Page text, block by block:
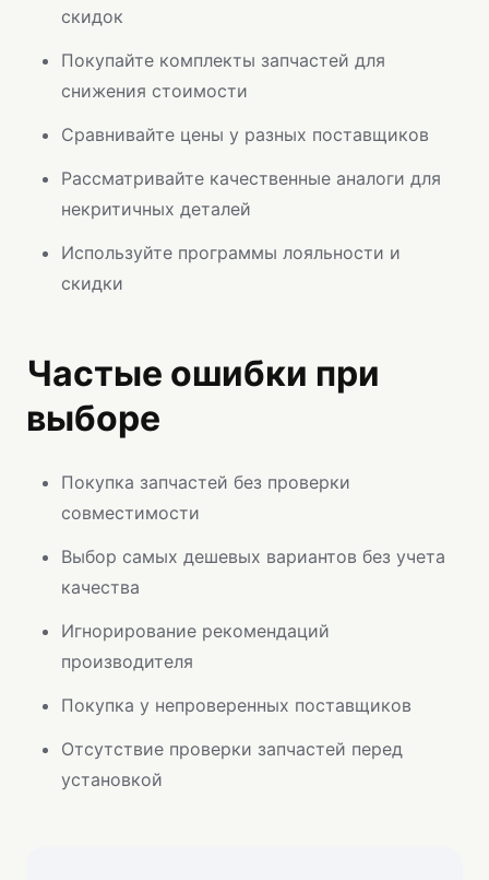
скидок
Покупайте комплекты запчастей для
снижения стоимости
Сравнивайте цены у разных поставщиков
Рассматривайте качественные аналоги для
некритичных деталей
Используйте программы лояльности и
скидки
Частые ошибки при
выборе
Покупка запчастей без проверки
совместимости
Выбор самых дешевых вариантов без учета
качества
Игнорирование рекомендаций
производителя
Покупка у непроверенных поставщиков
Отсутствие проверки запчастей перед
установкой